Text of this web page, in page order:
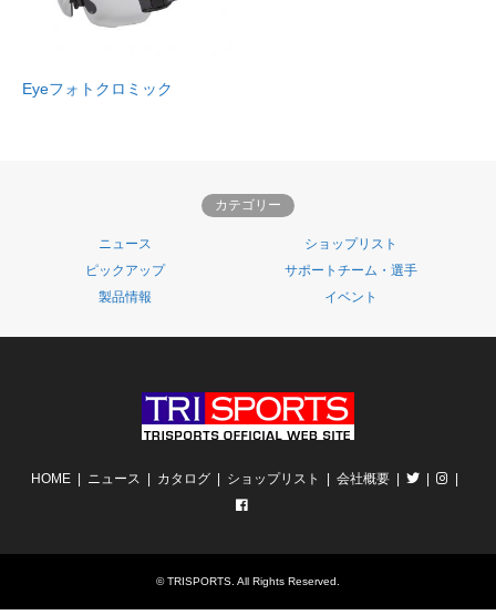
Eyeフォトクロミック
カテゴリー
ニュース
ショップリスト
ピックアップ
サポートチーム・選手
製品情報
イベント
HOME ニュース カタログ ショップリスト 会社概要
©TRISPORTS . All Rights Reserved.